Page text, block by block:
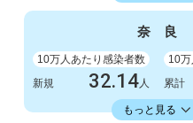
感染者数
132人
新規
累計
132327人 累計
奈 良
10万人あたり感染者数
新規
32.14人
10
累計
もっと見る
16582.30人